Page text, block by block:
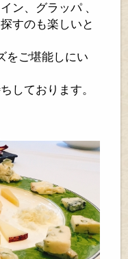
ン、グラッパ 、
すのも楽しいと
をご堪能しにい
しております。